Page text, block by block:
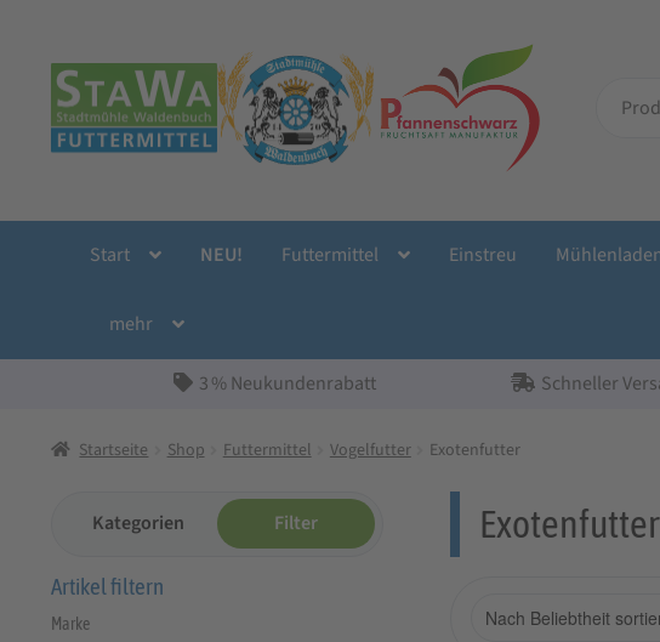
Navigation
springen
Inhalt
springen
nach:
Start NEU! Futtermittel Einstreu
mehr
3 % Neukundenrabatt Schneller
Startseite Shop Futtermittel Vogelfutter Exotenfutter
Kategorien Filter
Artikel filtern
Marke